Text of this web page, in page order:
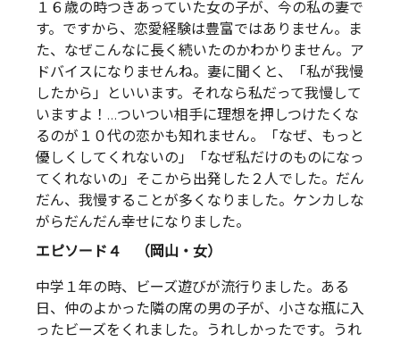
１６歳の時つきあっていた女の子が、今の私の妻で
す。ですから、恋愛経験は豊富ではありません。ま
た、なぜこんなに長く続いたのかわかりません。ア
ドバイスになりませんね。妻に聞くと、「私が我慢
したから」といいます。それなら私だって我慢して
いますよ！…ついつい相手に理想を押しつけたくな
るのが１０代の恋かも知れません。「なぜ、もっと
優しくしてくれないの」「なぜ私だけのものになっ
てくれないの」そこから出発した２人でした。だん
だん、我慢することが多くなりました。ケンカしな
がらだんだん幸せになりました。
エピソード４ （岡山・女）
中学１年の時、ビーズ遊びが流行りました。ある
日、仲のよかった隣の席の男の子が、小さな瓶に入
ったビーズをくれました。うれしかったです。うれ